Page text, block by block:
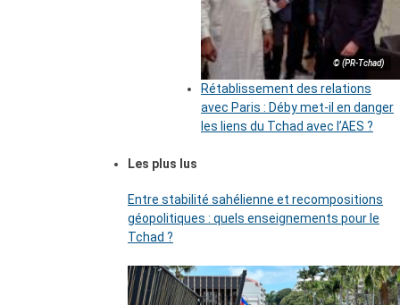
© (PR-Tchad)
Rétablissement des relations
avec Paris : Déby met-il en danger
les liens du Tchad avec l’AES ?
Les plus lus
Entre stabilité sahélienne et recompositions
géopolitiques : quels enseignements pour le
Tchad ?